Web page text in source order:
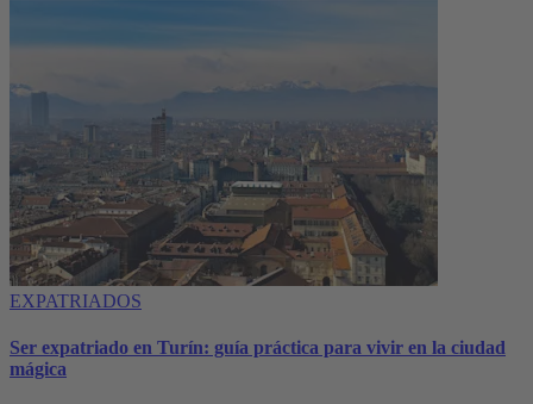
EXPATRIADOS
Ser expatriado en Turín: guía práctica para vivir en la ciudad
mágica